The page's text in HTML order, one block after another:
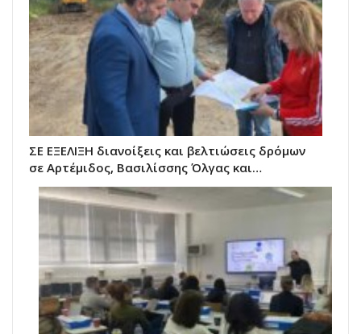
ΣΕ ΕΞΕΛΙΞΗ διανοίξεις και βελτιώσεις δρόμων
σε Αρτέμιδος, Βασιλίσσης Όλγας και…